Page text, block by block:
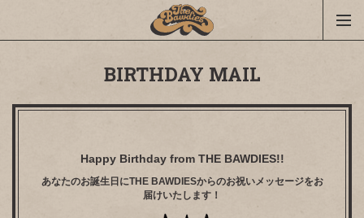
BIRTHDAY MAIL
Happy Birthday from THE BAWDIES!!
あなたのお誕生日にTHE BAWDIESからのお祝いメッセージをお
届けいたします！